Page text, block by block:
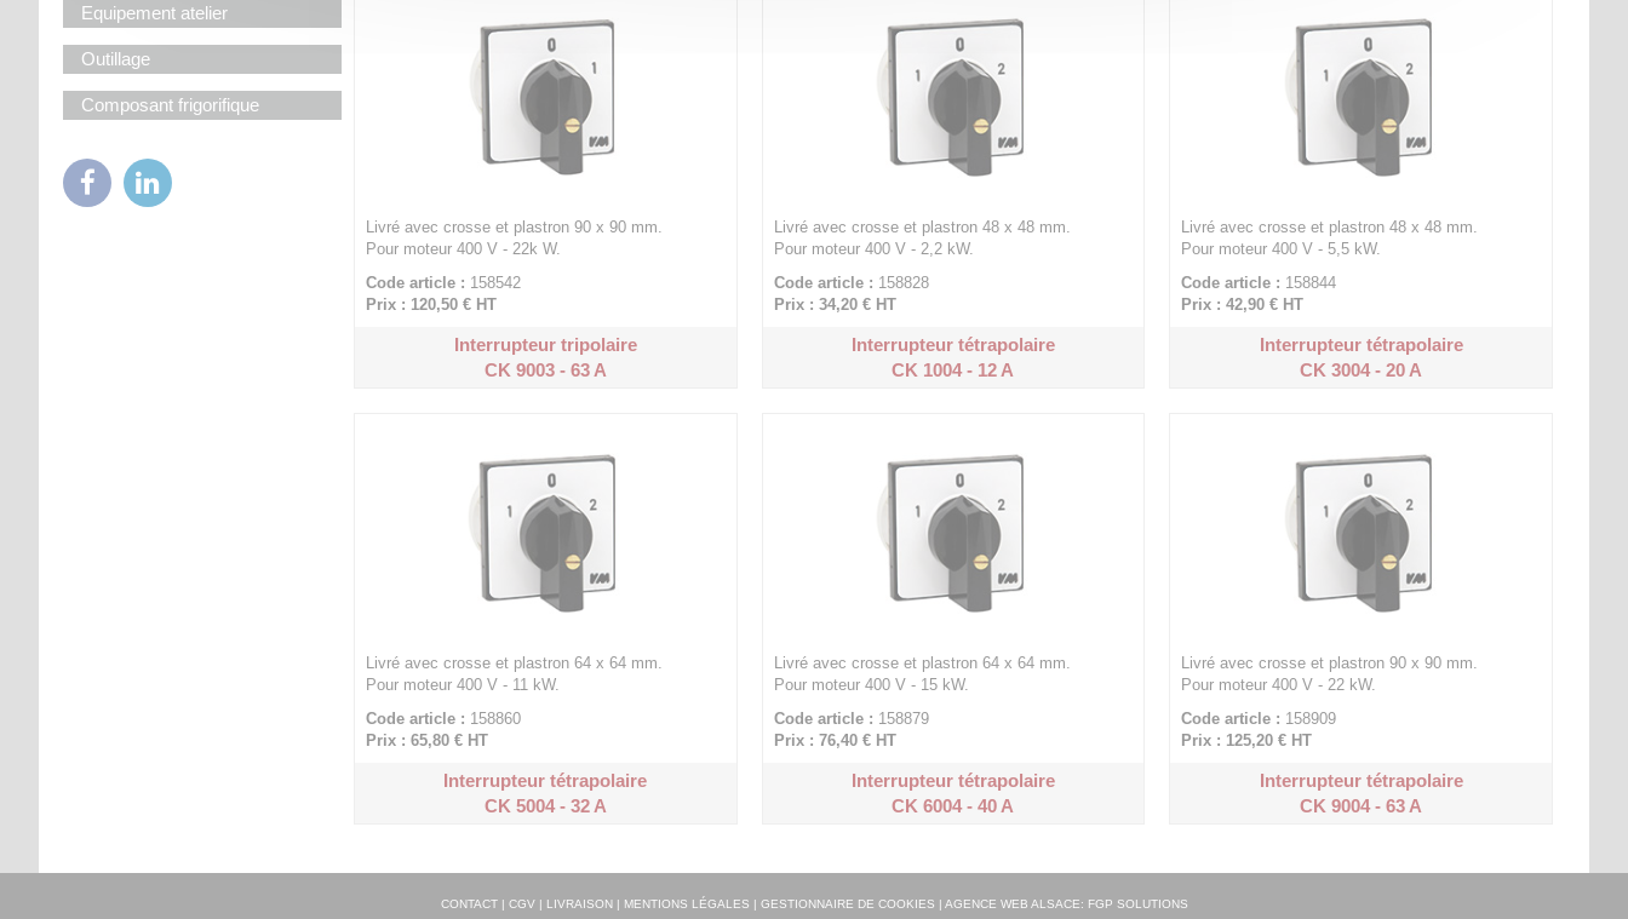
Equipement atelier
Outillage
Composant frigorifique
Livré avec crosse et plastron 90 x 90 mm.
Pour moteur 400 V - 22k W.
Code article : 158542
Prix : 120,50 € HT
Interrupteur tripolaire
CK 9003 - 63 A
Livré avec crosse et plastron 48 x 48 mm.
Pour moteur 400 V - 2,2 kW.
Code article : 158828
Prix : 34,20 €HT
Interrupteur tétrapolaire
CK 1004 - 12 A
Livré avec crosse et plastron 48 x 48 mm.
Pour moteur 400 V - 5,5 kW.
Code article : 158844
Prix : 42,90 € HT
Interrupteur tétrapolaire
CK 3004 - 20 A
Livré avec crosse et plastron 64 x 64 mm.
Pour moteur 400 V - 11 kW.
Code article : 158860
Prix : 65,80 € HT
Interrupteur tétrapolaire
CK 5004 - 32 A
Livré avec crosse et plastron 64 x 64 mm.
Pour moteur 400 V - 15 kW.
Code article : 158879
Prix : 76,40 €HT
Interrupteur tétrapolaire
CK 6004 - 40 A
Livré avec crosse et plastron 90 x 90 mm.
Pour moteur 400 V - 22 kW.
Code article : 158909
Prix : 125,20 € HT
Interrupteur tétrapolaire
CK 9004 - 63 A
CONTACT| CGV| LIVRAISON| MENTIONS LÉGALES | GESTIONNAIRE DE COOKIES | AGENCE WEB ALSACE: FGP SOLUTIONS